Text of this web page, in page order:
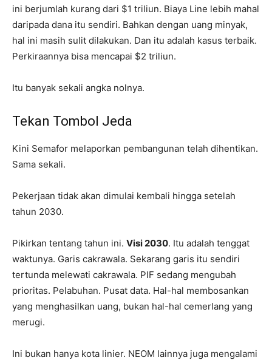
ini berjumlah kurang dari $1 triliun. Biaya Line lebih mahal
daripada dana itu sendiri. Bahkan dengan uang minyak,
hal ini masih sulit dilakukan. Dan itu adalah kasus terbaik.
Perkiraannya bisa mencapai $2 triliun.
Itu banyak sekali angka nolnya.
Tekan Tombol Jeda
Kini Semafor melaporkan pembangunan telah dihentikan.
Sama sekali.
Pekerjaan tidak akan dimulai kembali hingga setelah
tahun 2030.
Pikirkan tentang tahun ini. Visi 2030. Itu adalah tenggat
waktunya. Garis cakrawala. Sekarang garis itu sendiri
tertunda melewati cakrawala. PIF sedang mengubah
prioritas. Pelabuhan. Pusat data. Hal-hal membosankan
yang menghasilkan uang, bukan hal-hal cemerlang yang
merugi.
Ini bukan hanya kota linier. NEOM lainnya juga mengalami